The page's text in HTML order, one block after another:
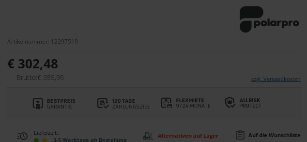
Artikelnummer: 12297519
€ 302,48
Brutto:€ 359,95 zzgl. Versandkosten
Lieferzeit:
3-5 Werktage ab Bestellung
Alternativen auf Lager Auf die Wunschliste